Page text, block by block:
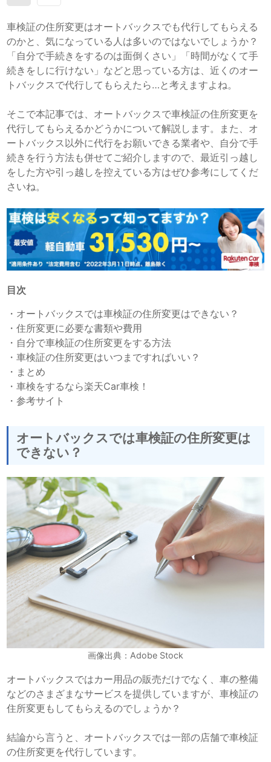
車検証の住所変更はオートバックスでも代行してもらえる
のかと、気になっている人は多いのではないでしょうか？
「自分で手続きをするのは面倒くさい」「時間がなくて手
続きをしに行けない」などと思っている方は、近くのオー
トバックスで代行してもらえたら…と考えますよね。
そこで本記事では、オートバックスで車検証の住所変更を
代行してもらえるかどうかについて解説します。また、オ
ートバックス以外に代行をお願いできる業者や、自分で手
続きを行う方法も併せてご紹介しますので、最近引っ越し
をした方や引っ越しを控えている方はぜひ参考にしてくだ
さいね。
目次
・ オートバックスでは車検証の住所変更はできない？
・住所変更に必要な書類や費用
・ 自分で車検証の住所変更をする方法
・車検証の住所変更はいつまですればいい？
・ まとめ
・車検をするなら楽天Car車検！
・参考サイト
オートバックスでは車検証の住所変更は
できない？
画像出典：Adobe Stock
オートバックスではカー用品の販売だけでなく、車の整備
などのさまざまなサービスを提供していますが、車検証の
住所変更もしてもらえるのでしょうか？
結論から言うと、オートバックスでは一部の店舗で車検証
の住所変更を代行しています。